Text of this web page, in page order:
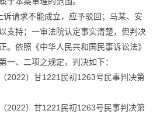
请求不能成立，应予驳回；马某、安
支持；一审法院认定事实清楚，但判决
。依照《中华人民共和国民事诉讼法》
一、二项之规定，判决如下：
2022）甘1221民初1263号民事判决第
2022）甘1221民初1263号民事判决第